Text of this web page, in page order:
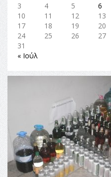
3
4 5 6
10
11 12 13
17
18 19 20
24
25 26 27
31
« Ιούλ